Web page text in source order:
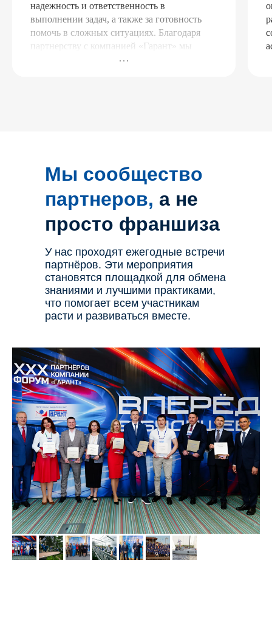
надежность и ответственность в
выполнении задач, а также за готовность
помочь в сложных ситуациях. Благодаря
партнерству с компанией «Гарант» мы
смогли значительно укрепить свои позиции
Мы сообщество
партнеров, а не
просто франшиза
У нас проходят ежегодные встречи
партнёров. Эти мероприятия
становятся площадкой для обмена
знаниями и лучшими практиками,
что помогает всем участникам
расти и развиваться вместе.